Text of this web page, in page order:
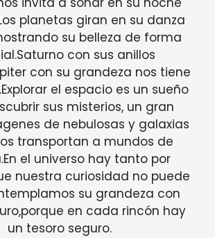
planetas giran en su danza
su belleza de forma
con sus anillos
con su grandeza nos tiene
el espacio es un sueño
sus misterios, un gran
de nebulosas y galaxias
transportan a mundos de
el universo hay tanto por
nuestra curiosidad no puede
su grandeza con
en cada rincón hay
un tesoro seguro.